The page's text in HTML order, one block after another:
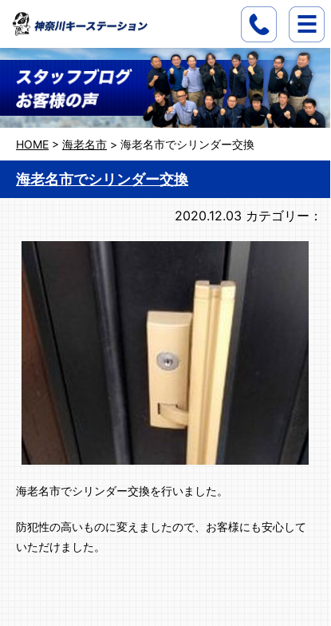
HOME > 海老名市 > 海老名市でシリンダー交換
海老名市でシリンダー交換
2020.12.03 カテゴリー：
海老名市でシリンダー交換を行いました。
防犯性の高いものに変えましたので、お客様にも安心して
いただけました。